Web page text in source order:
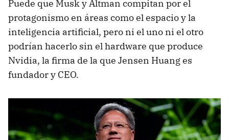
Puede que Musk y Altman compitan por el
protagonismo en áreas como el espacio y la
inteligencia artificial, pero ni el uno ni el otro
podrían hacerlo sin el hardware que produce
Nvidia, la firma de la que Jensen Huang es
fundador y CEO.